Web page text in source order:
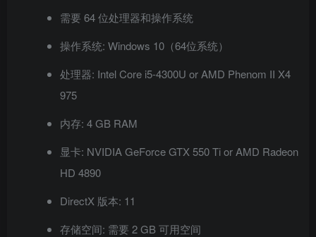
需要 64 位处理器和操作系统
操作系统: Windows 10（64位系统）
处理器: Intel Core i5-4300U or AMD Phenom II X4
975
内存: 4 GB RAM
显卡: NVIDIA GeForce GTX 550 Ti or AMD Radeon
HD 4890
DirectX 版本: 11
存储空间: 需要 2 GB 可用空间